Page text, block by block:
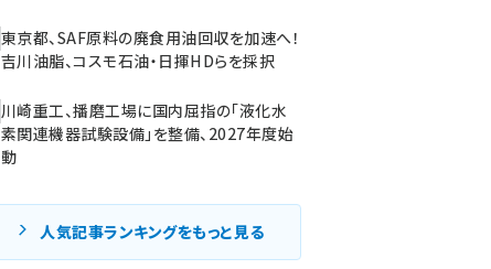
東京都、SAF原料の廃食用油回収を加速へ！
吉川油脂、コスモ石油・日揮HDらを採択
川崎重工、播磨工場に国内屈指の「液化水
素関連機器試験設備」を整備、2027年度始
動
人気記事ランキングをもっと見る